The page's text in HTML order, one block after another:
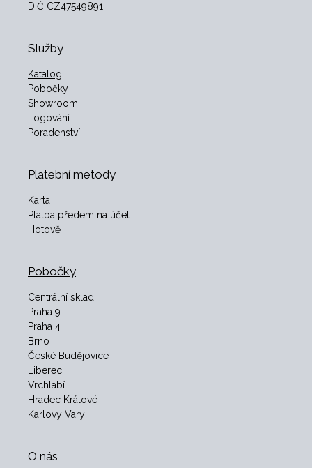
DIČ CZ47549891
Služby
Katalog
Pobočky
Showroom
Logování
Poradenství
Platební metody
Karta
Platba předem na účet
Hotově
Pobočky
Centrální sklad
Praha 9
Praha 4
Brno
České Budějovice
Liberec
Vrchlabí
Hradec Králové
Karlovy Vary
O nás